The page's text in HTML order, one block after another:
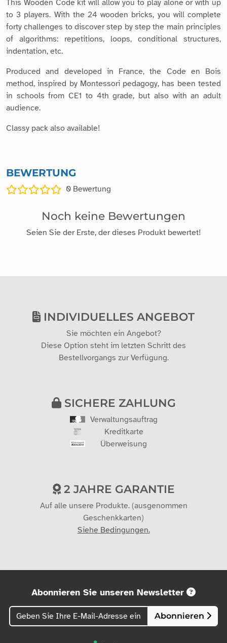
This Wooden Code kit will allow you to play alone or with up
to 3 players. With the 24 wooden bricks, you will complete
forty challenges to discover step by step the main principles
of algorithms: repetitions, loops, conditional structures,
indentation, etc.
Produced and developed in France, the Code en Bois
method, inspired by Montessori pedagogy, has been tested
in schools from CE1 to 4th grade, but also with an adult
audience.
Classy pack also available!
BEWERTUNG
0 Bewertung
Noch keine Bewertungen
Seien Sie der Erste, der dieses Produkt bewertet!
INDIVIDUELLES ANGEBOT
Sie möchten ein Angebot?
Diese Option steht im letzten Schritt des
Bestellvorgangs zur Verfügung.
SICHERE ZAHLUNG
Verwaltungsauftrag
Kreditkarte
Überweisung
2 JAHRE GARANTIE
Auf alle unsere Produkte. (ausgenommen
Geschenkkarten)
Siehe Bedingungen.
Abonnieren Sie unseren Newsletter
Abonnieren